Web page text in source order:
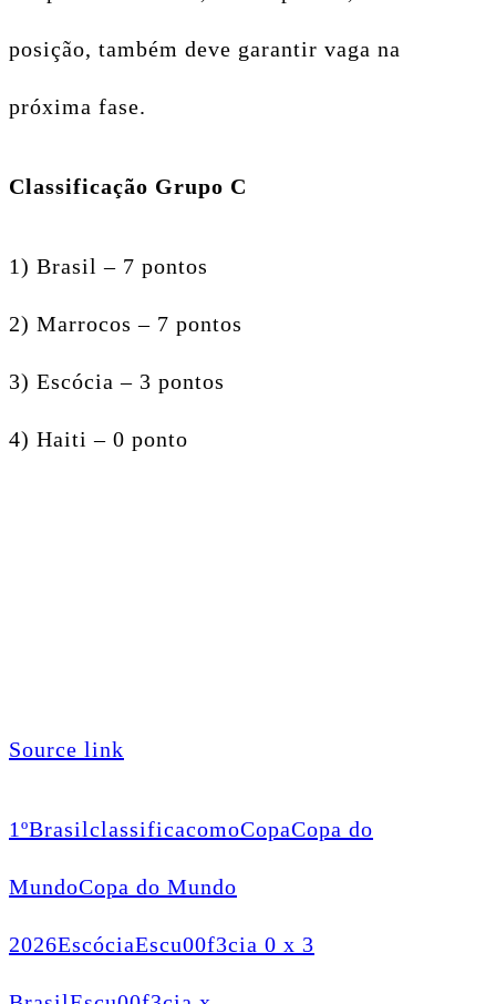
posição, também deve garantir vaga na
próxima fase.
Classificação Grupo C
1) Brasil – 7 pontos
2) Marrocos – 7 pontos
3) Escócia – 3 pontos
4) Haiti – 0 ponto
Source link
1ºBrasilclassificacomoCopaCopa do
MundoCopa do Mundo
2026EscóciaEscu00f3cia 0 x 3